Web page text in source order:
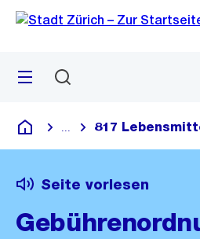
Navigation
Sprunglink
Menü
Deutsch
Blende alle Breadcrumbs ein
817
Seite vorlesen